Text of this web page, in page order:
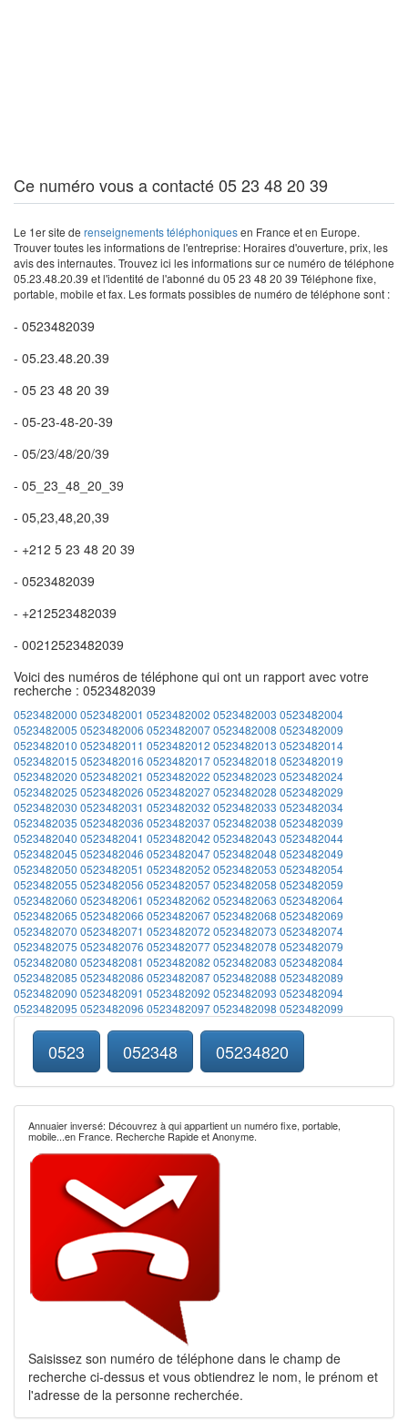
Ce numéro vous a contacté 05 23 48 20 39
Le 1er site de renseignements téléphoniquesen France et en Europe.
Trouver toutes les informations de l'entreprise: Horaires d'ouverture, prix, les
avis des internautes. Trouvez ici les informations sur ce numéro de téléphone
05.23.48.20.39 et l'identité de l'abonné du 05 23 48 20 39 Téléphone fixe,
portable, mobile et fax. Les formats possibles de numéro de téléphone sont :
- 0523482039
- 05.23.48.20.39
- 05 23 48 20 39
- 05-23-48-20-39
- 05/23/48/20/39
- 05_23_48_20_39
- 05,23,48,20,39
- +212 5 23 48 20 39
- 0523482039
- +212523482039
- 00212523482039
Voici des numéros de téléphone qui ont un rapport avec votre
recherche : 0523482039
0523482000 0523482001 0523482002 0523482003 0523482004
0523482005 0523482006 05234820070523482008 0523482009
0523482010 0523482011 0523482012 0523482013 0523482014
0523482015 0523482016 05234820170523482018 0523482019
0523482020 0523482021 0523482022 0523482023 0523482024
0523482025 0523482026 05234820270523482028 0523482029
0523482030 0523482031 0523482032 0523482033 0523482034
0523482035 0523482036 05234820370523482038 0523482039
0523482040 0523482041 0523482042 0523482043 0523482044
0523482045 0523482046 05234820470523482048 0523482049
0523482050 0523482051 0523482052 0523482053 0523482054
0523482055 0523482056 05234820570523482058 0523482059
0523482060 0523482061 0523482062 0523482063 0523482064
0523482065 0523482066 05234820670523482068 0523482069
0523482070 0523482071 0523482072 0523482073 0523482074
0523482075 0523482076 05234820770523482078 0523482079
0523482080 0523482081 0523482082 0523482083 0523482084
0523482085 0523482086 05234820870523482088 0523482089
0523482090 0523482091 0523482092 0523482093 0523482094
0523482095 0523482096 05234820970523482098 0523482099
0523 052348 05234820
Annuaier inversé: Découvrez à qui appartient un numéro fixe, portable,
mobile...en France. Recherche Rapide et Anonyme.
Saisissez son numéro de téléphone dans le champ de
recherche ci-dessus et vous obtiendrez le nom, le prénom et
l'adresse de la personne recherchée.